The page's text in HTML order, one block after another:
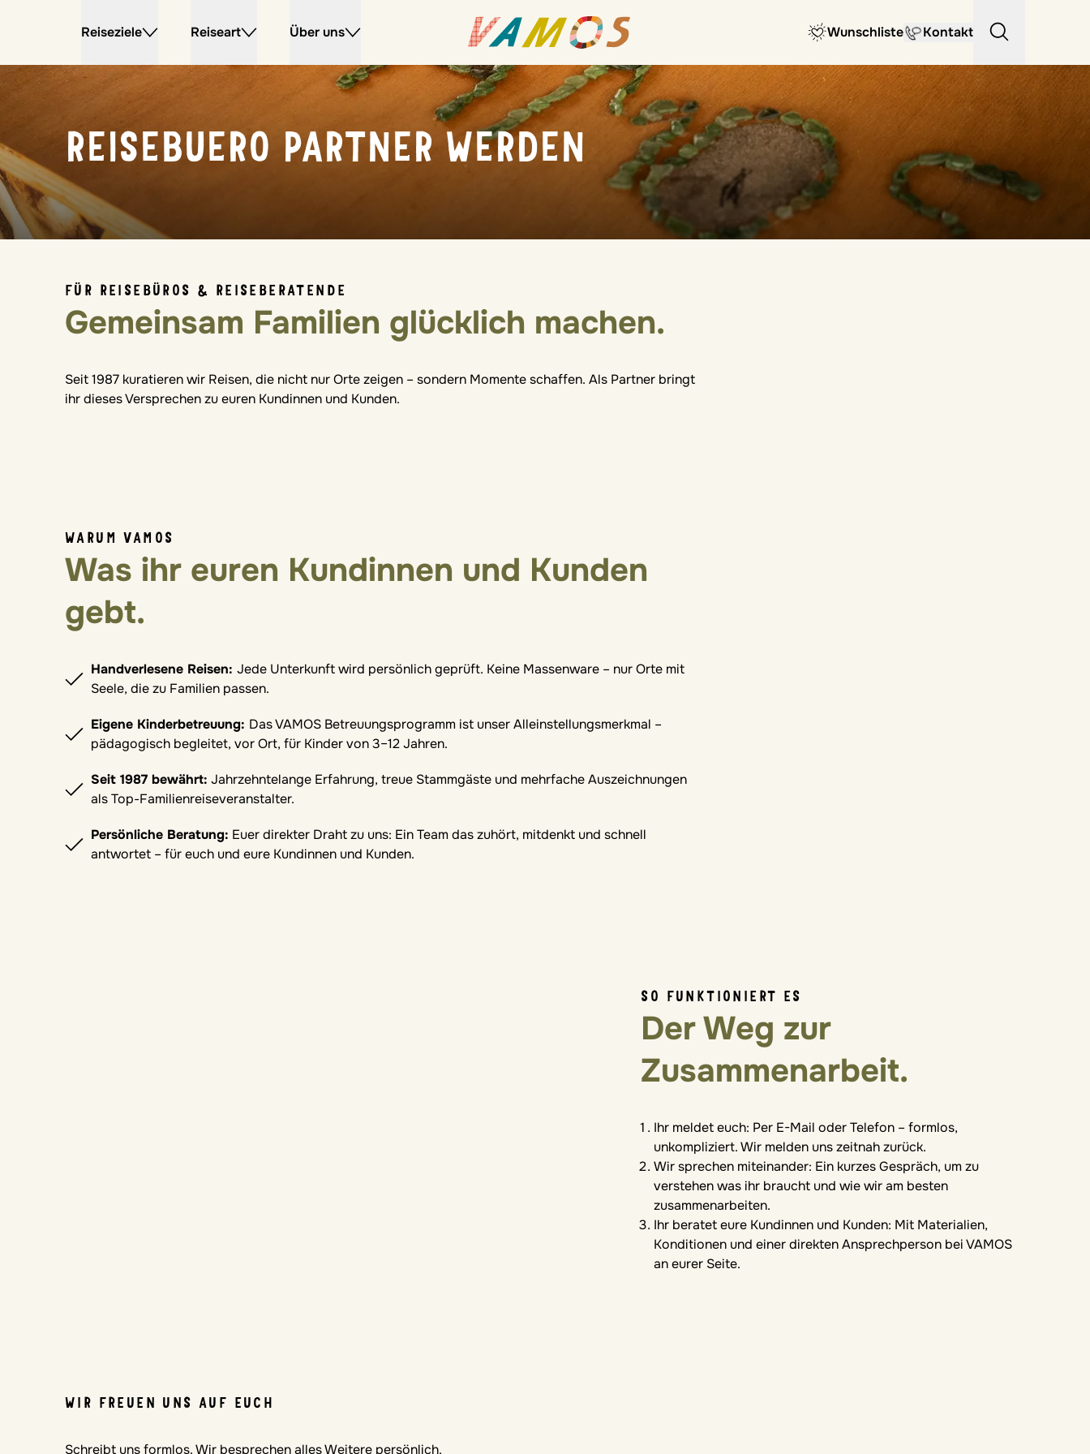
Reiseziele Reiseart Über uns Wunschliste Kontakt
REISEBUERO PARTNER WERDEN
FÜR REISEBÜROS & REISEBERATENDE
Gemeinsam Familien glücklich machen.
Seit 1987 kuratieren wir Reisen, die nicht nur Orte zeigen – sondern Momente schaffen. Als Partner bringt
ihr dieses Versprechen zu euren Kundinnen und Kunden.
WARUM VAMOS
Was ihr euren Kundinnen und Kunden
gebt.
Handverlesene Reisen: Jede Unterkunft wird persönlich geprüft. Keine Massenware – nur Orte mit
Seele, die zu Familien passen.
Eigene Kinderbetreuung: Das VAMOS Betreuungsprogramm ist unser Alleinstellungsmerkmal –
pädagogisch begleitet, vor Ort, für Kinder von 3–12 Jahren.
Seit 1987 bewährt: Jahrzehntelange Erfahrung, treue Stammgäste und mehrfache Auszeichnungen
als Top-Familienreiseveranstalter.
Persönliche Beratung: Euer direkter Draht zu uns: Ein Team das zuhört, mitdenkt und schnell
antwortet – für euch und eure Kundinnen und Kunden.
SO FUNKTIONIERT ES
Der Weg zur
Zusammenarbeit.
Ihr meldet euch: Per E-Mail oder Telefon – formlos,
unkompliziert. Wir melden uns zeitnah zurück.
Wir sprechen miteinander: Ein kurzes Gespräch, um zu
verstehen was ihr braucht und wie wir am besten
zusammenarbeiten.
Ihr beratet eure Kundinnen und Kunden: Mit Materialien,
Konditionen und einer direkten Ansprechperson bei VAMOS
an eurer Seite.
WIR FREUEN UNS AUF EUCH
Schreibt uns formlos. Wir besprechen alles Weitere persönlich.